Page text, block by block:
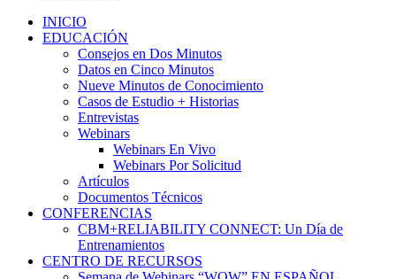
INICIO
EDUCACIÓN
Consejos en Dos Minutos
Datos en Cinco Minutos
Nueve Minutos de Conocimiento
Casos de Estudio + Historias
Entrevistas
Webinars
Webinars En Vivo
Webinars Por Solicitud
Artículos
Documentos Técnicos
CONFERENCIAS
CBM+RELIABILITY CONNECT: Un Día de
Entrenamientos
CENTRO DE RECURSOS